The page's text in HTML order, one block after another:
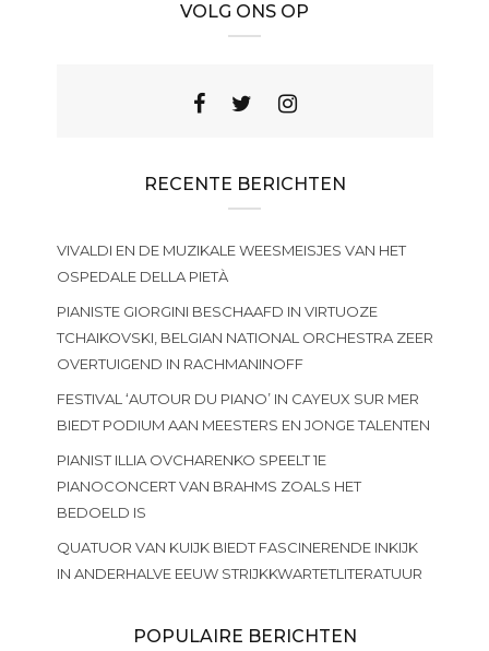
VOLG ONS OP
RECENTE BERICHTEN
VIVALDI EN DE MUZIKALE WEESMEISJES VAN HET
OSPEDALE DELLA PIETÀ
PIANISTE GIORGINI BESCHAAFD IN VIRTUOZE
TCHAIKOVSKI, BELGIAN NATIONAL ORCHESTRA ZEER
OVERTUIGEND IN RACHMANINOFF
FESTIVAL ‘AUTOUR DU PIANO’ IN CAYEUX SUR MER
BIEDT PODIUM AAN MEESTERS EN JONGE TALENTEN
PIANIST ILLIA OVCHARENKO SPEELT 1E
PIANOCONCERT VAN BRAHMS ZOALS HET
BEDOELD IS
QUATUOR VAN KUIJK BIEDT FASCINERENDE INKIJK
IN ANDERHALVE EEUW STRIJKKWARTETLITERATUUR
POPULAIRE BERICHTEN